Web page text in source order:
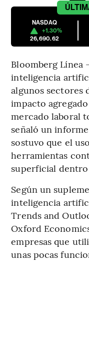
NASDAQ
+1.30%
26,690.62
Bloomberg Línea
inteligencia
algunos sectores
impacto
mercado laboral
señaló un
sostuvo que el
herramientas
superficial dentro
Según un
inteligencia
Trends and
Oxford
empresas que
unas pocas